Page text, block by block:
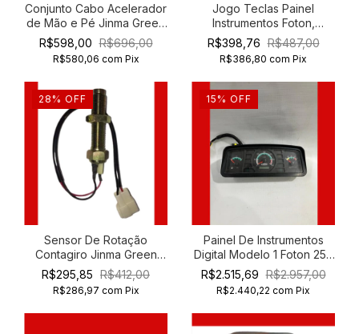
Conjunto Cabo Acelerador
de Mão e Pé Jinma Green
Horse 354 454
R$598,00 R$696,00
R$580,06 com Pix
Jogo Teclas Painel
Instrumentos Foton,
Divorale Farmer 254
R$398,76 R$487,00
R$386,80 com Pix
28 % OFF
Sensor De Rotação
Contagiro Jinma Green
Horse 204 254 354 454
R$295,85 R$412,00
R$286,97 com Pix
15 % OFF
Painel De Instrumentos
Digital Modelo 1 Foton 254
Ft254
R$2.515,69 R$2.957,00
R$2.440,22 com Pix